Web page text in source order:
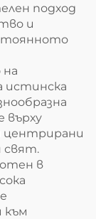
подход
и
истинска
върху
центрирани
свят.
в
към